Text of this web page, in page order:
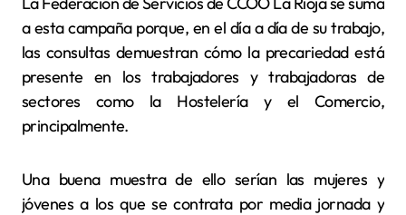
a esta campaña porque, en el día a día de su trabajo,
las consultas demuestran cómo la precariedad está
presente en los trabajadores y trabajadoras de
sectores como la Hostelería y el Comercio,
principalmente.
Una buena muestra de ello serían las mujeres y
jóvenes a los que se contrata por media jornada y